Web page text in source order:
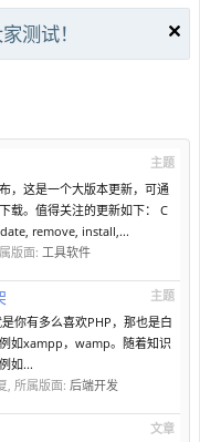
测试！
主题
，这是一个大版本更新，可通
载。值得关注的更新如下： C
remove, install,...
版面: 工具软件
主题
你有多么喜欢PHP，那也是白
如xampp，wamp。随着知识
如...
, 所属版面: 后端开发
文章